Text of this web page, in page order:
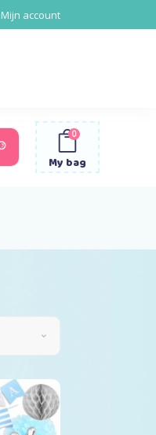
Mijn account
Search
for:
My bag
0